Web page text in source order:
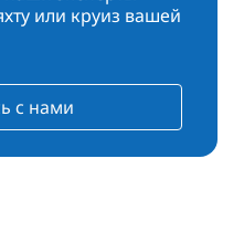
или круиз вашей
с нами